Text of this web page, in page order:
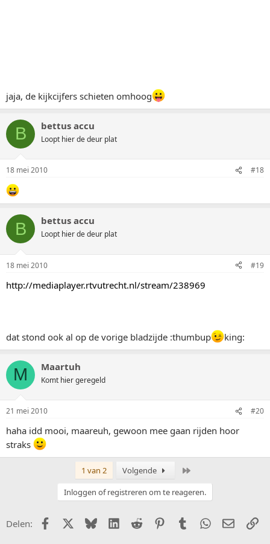
jaja, de kijkcijfers schieten omhoog
B bettus accu
Loopt hier de deur plat
18 mei 2010 #18
B bettus accu
Loopt hier de deur plat
18 mei 2010 #19
http://mediaplayer.rtvutrecht.nl/stream/238969
dat stond ook al op de vorige bladzijde :thumbup king:
M Maartuh
Komt hier geregeld
21 mei 2010 #20
haha idd mooi, maareuh, gewoon mee gaan rijden hoor
straks
1 van 2 Volgende
Inloggen of registreren om te reageren.
Delen: FacebookX (Twitter)
BlueskyLinkedIn
Reddit PinterestTumblr WhatsApp
E-mail